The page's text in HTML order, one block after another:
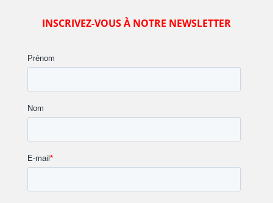
INSCRIVEZ-VOUS À NOTRE NEWSLETTER